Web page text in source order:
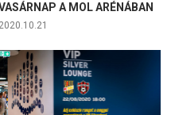
A MOL ARÉNÁBAN
2020.10.21